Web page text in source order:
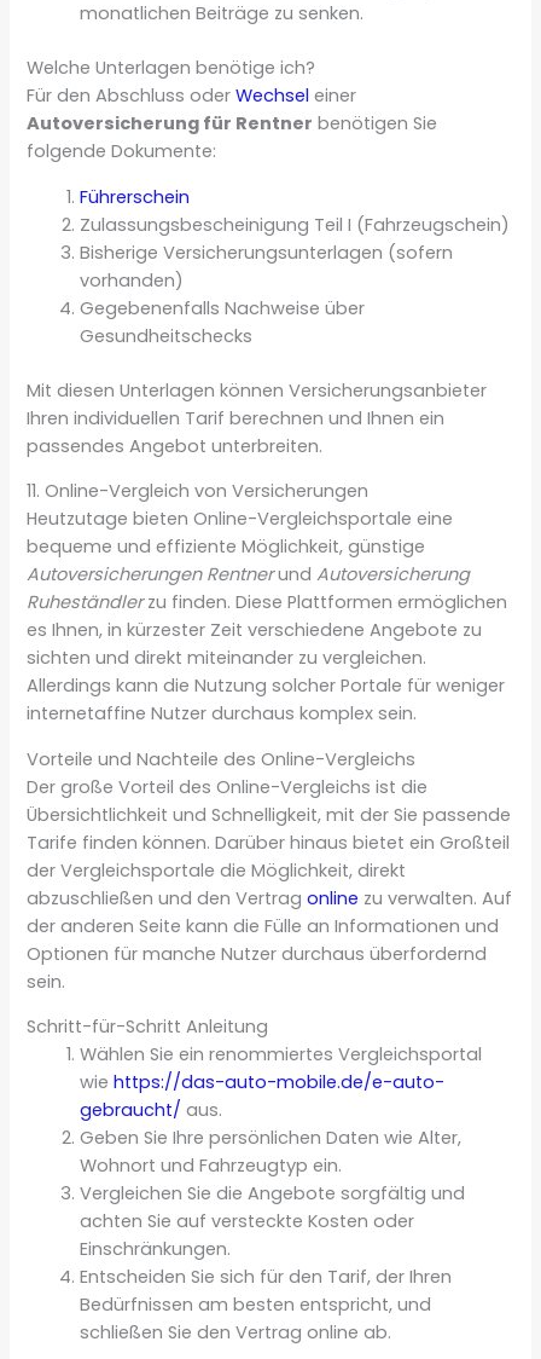
monatlichen Beiträge zu senken.
Welche Unterlagen benötige ich?
Für den Abschluss oderWechsel einer
Autoversicherung für Rentner benötigen Sie
folgende Dokumente:
Führerschein
Zulassungsbescheinigung Teil I (Fahrzeugschein)
Bisherige Versicherungsunterlagen (sofern
vorhanden)
Gegebenenfalls Nachweise über
Gesundheitschecks
Mit diesen Unterlagen können Versicherungsanbieter
Ihren individuellen Tarif berechnen und Ihnen ein
passendes Angebot unterbreiten.
11. Online-Vergleich von Versicherungen
Heutzutage bieten Online-Vergleichsportale eine
bequeme und effiziente Möglichkeit, günstige
Autoversicherungen RentnerundAutoversicherung
Ruheständlerzu finden. Diese Plattformen ermöglichen
es Ihnen, in kürzester Zeit verschiedene Angebote zu
sichten und direkt miteinander zu vergleichen.
Allerdings kann die Nutzung solcher Portale für weniger
internetaffine Nutzer durchaus komplex sein.
Vorteile und Nachteile des Online-Vergleichs
Der große Vorteil des Online-Vergleichs ist die
Übersichtlichkeit und Schnelligkeit, mit der Sie passende
Tarife finden können. Darüber hinaus bietet ein Großteil
der Vergleichsportale die Möglichkeit, direkt
abzuschließen und den Vertragonline zu verwalten. Auf
der anderen Seite kann die Fülle an Informationen und
Optionen für manche Nutzer durchaus überfordernd
sein.
Schritt-für-Schritt Anleitung
Wählen Sie ein renommiertes Vergleichsportal
wiehttps://das-auto-mobile.de/e-auto-
gebraucht/ aus.
Geben Sie Ihre persönlichen Daten wie Alter,
Wohnort und Fahrzeugtyp ein.
Vergleichen Sie die Angebote sorgfältig und
achten Sie auf versteckte Kosten oder
Einschränkungen.
Entscheiden Sie sich für den Tarif, der Ihren
Bedürfnissen am besten entspricht, und
schließen Sie den Vertrag online ab.